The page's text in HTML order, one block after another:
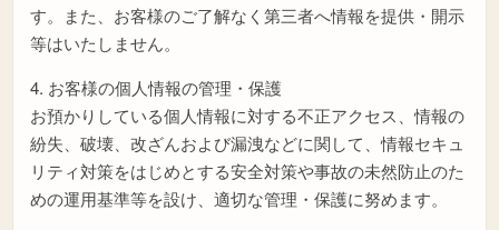
す。また、お客様のご了解なく第三者へ情報を提供・開示
等はいたしません。
4. お客様の個人情報の管理・保護
お預かりしている個人情報に対する不正アクセス、情報の
紛失、破壊、改ざんおよび漏洩などに関して、情報セキュ
リティ対策をはじめとする安全対策や事故の未然防止のた
めの運用基準等を設け、適切な管理・保護に努めます。